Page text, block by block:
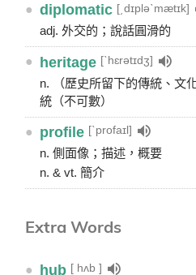
● diplomatic [͵dɪpləˋmætɪk]
adj. 外交的；說話圓滑的
● heritage [ˋhɛrətɪdʒ]
n. （歷史所留下的傳統、文
統（不可數）
● profile [ˋprofaɪl]
n. 側面像；描述，概要
n. & vt. 簡介
Extra Words
● hub [ hʌb ]